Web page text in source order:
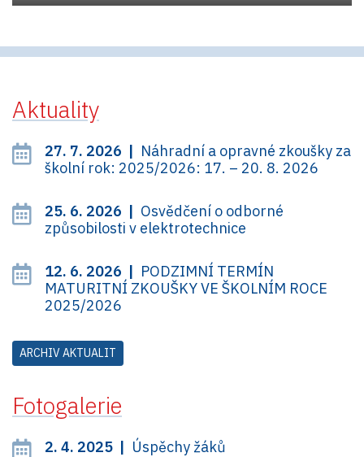
Aktuality
27. 7. 2026 | Náhradní a opravné zkoušky za
školní rok: 2025/2026: 17. – 20. 8. 2026
25. 6. 2026 | Osvědčení o odborné
způsobilosti v elektrotechnice
12. 6. 2026 | PODZIMNÍ TERMÍN
MATURITNÍ ZKOUŠKY VE ŠKOLNÍM ROCE
2025/2026
ARCHIV AKTUALIT
Fotogalerie
2. 4. 2025 | Úspěchy žáků